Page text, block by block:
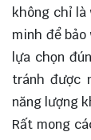
không chỉ
minh để
lựa chọn
tránh được
năng lượng
Rất mong